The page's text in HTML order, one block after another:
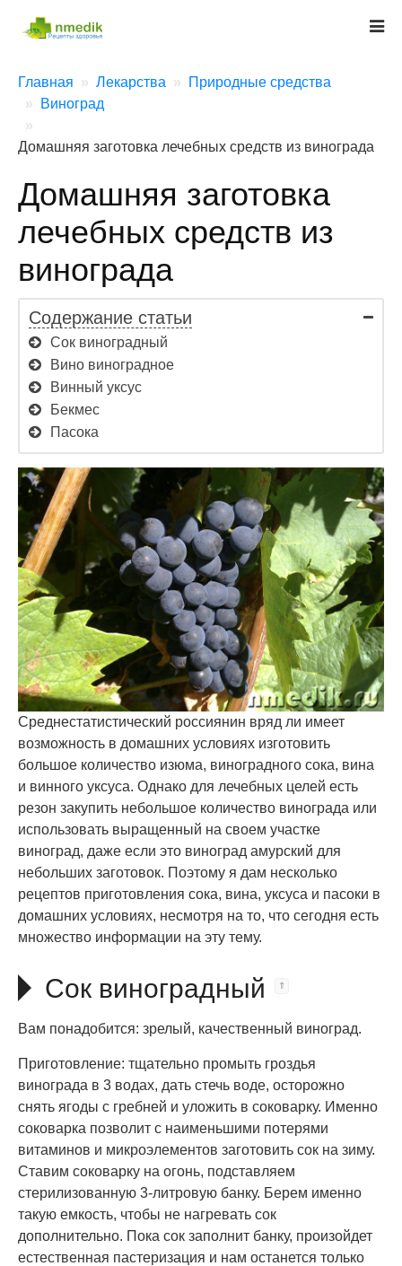
Главная Лекарства
Природные средства
Виноград
Домашняя заготовка лечебных средств из винограда
Домашняя заготовка
лечебных средств из
винограда
Содержание статьи
Сок виноградный
Вино виноградное
Винный уксус
Бекмес
Пасока
Среднестатистический россиянин вряд ли имеет
возможность в домашних условиях изготовить
большое количество изюма, виноградного сока, вина
и винного уксуса. Однако для лечебных целей есть
резон закупить небольшое количество винограда или
использовать выращенный на своем участке
виноград, даже если это виноград амурский для
небольших заготовок. Поэтому я дам несколько
рецептов приготовления сока, вина, уксуса и пасоки в
домашних условиях, несмотря на то, что сегодня есть
множество информации на эту тему.
Сок виноградный
Вам понадобится: зрелый, качественный виноград.
Приготовление: тщательно промыть гроздья
винограда в 3 водах, дать стечь воде, осторожно
снять ягоды с гребней и уложить в соковарку. Именно
соковарка позволит с наименьшими потерями
витаминов и микроэлементов заготовить сок на зиму.
Ставим соковарку на огонь, подставляем
стерилизованную 3-литровую банку. Берем именно
такую емкость, чтобы не нагревать сок
дополнительно. Пока сок заполнит банку, произойдет
естественная пастеризация и нам останется только